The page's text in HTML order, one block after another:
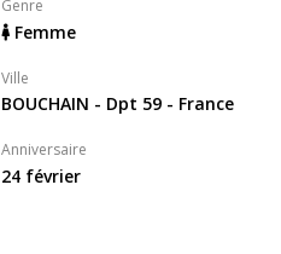
Genre
Femme
Ville
BOUCHAIN - Dpt 59 - France
Anniversaire
24 février